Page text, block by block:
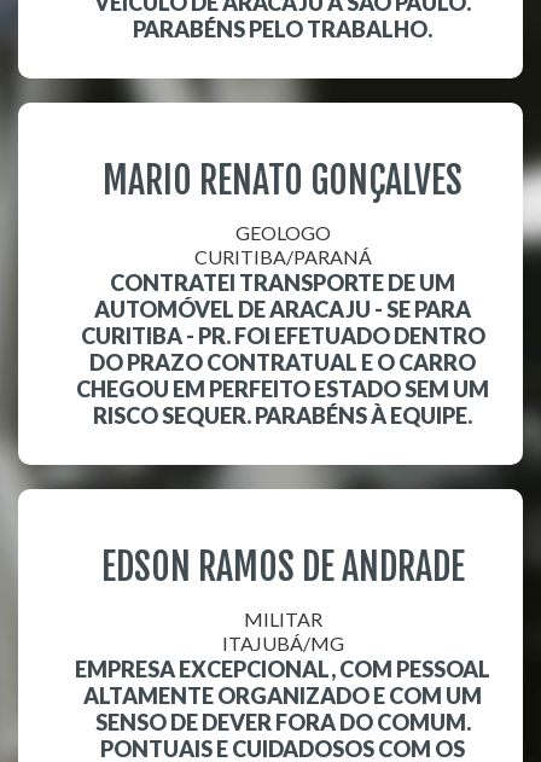
PARABÉNS PELO TRABALHO.
MARIO RENATO GONÇALVES
GEOLOGO
CURITIBA/PARANÁ
CONTRATEI TRANSPORTE DE UM
AUTOMÓVEL DE ARACAJU - SE PARA
CURITIBA - PR. FOI EFETUADO DENTRO
DO PRAZO CONTRATUAL E O CARRO
CHEGOU EM PERFEITO ESTADO SEM UM
RISCO SEQUER. PARABÉNS À EQUIPE.
EDSON RAMOS DE ANDRADE
MILITAR
ITAJUBÁ/MG
EMPRESA EXCEPCIONAL, COM PESSOAL
ALTAMENTE ORGANIZADO E COM UM
SENSO DE DEVER FORA DO COMUM.
PONTUAIS E CUIDADOSOS COM OS